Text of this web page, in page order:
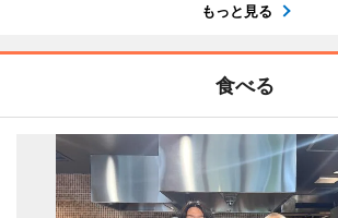
もっと見る
食べる